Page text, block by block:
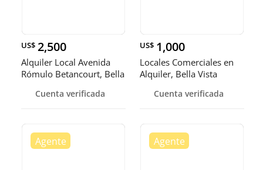
US$ 2,500
Alquiler Local Avenida
Rómulo Betancourt, Bella
Cuenta verificada
US$ 1,000
Locales Comerciales en
Alquiler, Bella Vista
Cuenta verificada